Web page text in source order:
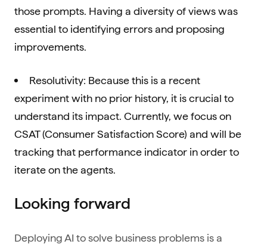
those prompts. Having a diversity of views was
essential to identifying errors and proposing
improvements.
Resolutivity: Because this is a recent
experiment with no prior history, it is crucial to
understand its impact. Currently, we focus on
CSAT (Consumer Satisfaction Score) and will be
tracking that performance indicator in order to
iterate on the agents.
Looking forward
Deploying AI to solve business problems is a